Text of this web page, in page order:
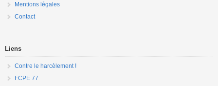
Mentions légales
Contact
Liens
Contre le harcèlement !
FCPE 77